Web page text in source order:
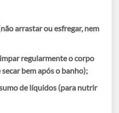
arrastar ou esfregar, nem
regularmente o corpo
bem após o banho);
de líquidos(para nutrir